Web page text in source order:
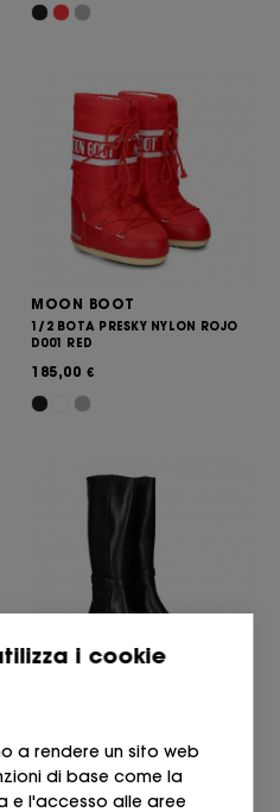
MOON BOOT
1/2 BOTA PRESKY NYLON ROJO
D001 RED
185,00 €
119,90
i cookie
a rendere un sito web
di base come la
e l'accesso alle aree